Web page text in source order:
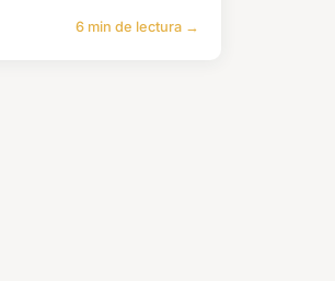
6 min de lectura →